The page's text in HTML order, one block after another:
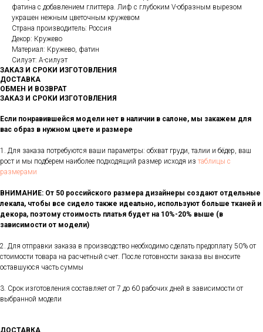
фатина с добавлением глиттера. Лиф с глубоким V-образным вырезом
украшен нежным цветочным кружевом
Страна производитель: Россия
Декор: Кружево
Материал: Кружево, фатин
Силуэт: А-силуэт
ЗАКАЗ И СРОКИ ИЗГОТОВЛЕНИЯ
ДОСТАВКА
ОБМЕН И ВОЗВРАТ
ЗАКАЗ И СРОКИ ИЗГОТОВЛЕНИЯ
Если понравившейся модели нет в наличии в салоне, мы закажем для
вас образ в нужном цвете и размере
1. Для заказа потребуются ваши параметры: обхват груди, талии и бёдер, ваш
рост и мы подберем наиболее подходящий размер исходя из таблицы с
размерами
ВНИМАНИЕ: От 50 российского размера дизайнеры создают отдельные
лекала, чтобы все сидело также идеально, используют больше тканей и
декора, поэтому стоимость платья будет на 10%-20% выше (в
зависимости от модели)
2. Для отправки заказа в производство необходимо сделать предоплату 50% от
стоимости товара на расчетный счет. После готовности заказа вы вносите
оставшуюся часть суммы
3. Срок изготовления составляет от 7 до 60 рабочих дней в зависимости от
выбранной модели